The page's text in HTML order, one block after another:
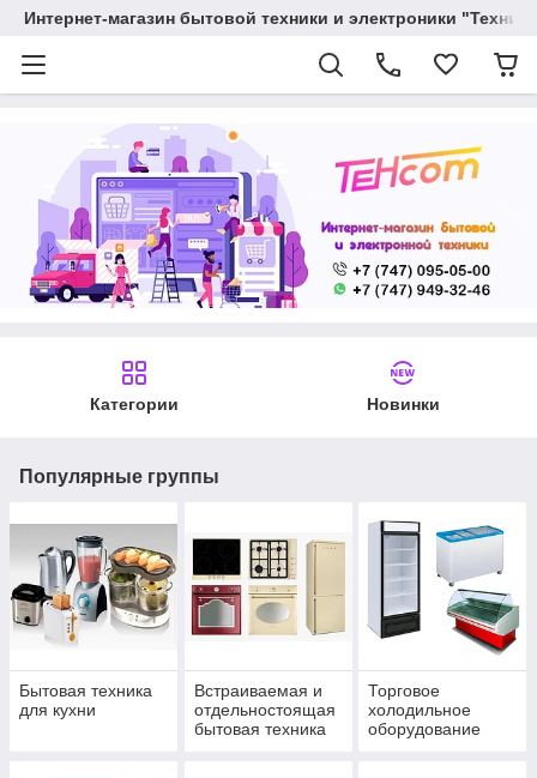
Интернет-магазин бытовой техники и электроники
Категории Новинки
Популярные группы
Бытовая техника
для кухни
Вcтраиваемая и
отдельностоящая
бытовая техника
Торговое
холодильное
оборудование